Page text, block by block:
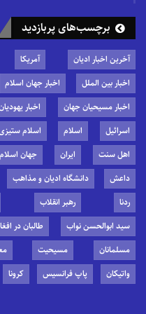
برچسب‌های پربازدید
آخرین اخبار ادیان آمریکا
اخبار بین الملل
اخبار جهان اسلام
اخبار مسیحیان جهان
اخبار
اسرائیل
اسلام اسلام
اهل سنت
ایران جهان اسلام
داعش
دانشگاه ادیان و مذاهب
ردنا
رهبر انقلاب
سید ابوالحسن نواب
طالبان در
مسلمانان
مسیحیت
واتیکان
پاپ فرانسیس کرونا